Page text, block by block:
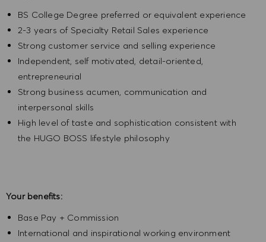
BS College Degree preferred or equivalent experience
2-3 years of Specialty Retail Sales experience
Strong customer service and selling experience
Independent, self motivated, detail-oriented,
entrepreneurial
Strong business acumen, communication and
interpersonal skills
High level of taste and sophistication consistent with
the HUGO BOSS lifestyle philosophy
Your benefits:
Base Pay + Commission
International and inspirational working environment